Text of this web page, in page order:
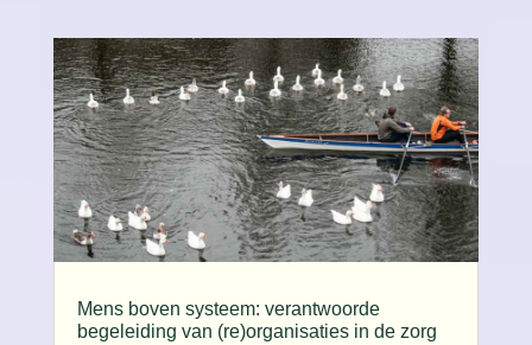
Mens boven systeem: verantwoorde
begeleiding van (re)organisaties in de zorg